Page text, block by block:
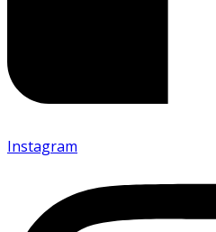
Instagram